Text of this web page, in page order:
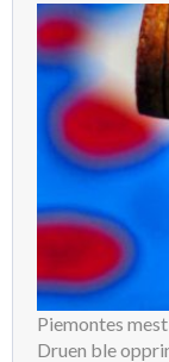
Piemontes
Druen ble